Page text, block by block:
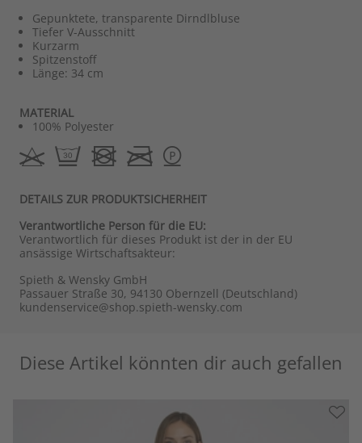
Gepunktete, transparente Dirndlbluse
Tiefer V-Ausschnitt
Kurzarm
Spitzenstoff
Länge: 34 cm
MATERIAL
100% Polyester
DETAILS ZUR PRODUKTSICHERHEIT
Verantwortliche Person für die EU:
Verantwortlich für dieses Produkt ist der in der EU
ansässige Wirtschaftsakteur:
Spieth & Wensky GmbH
Passauer Straße 30, 94130 Obernzell (Deutschland)
kundenservice@shop.spieth-wensky.com
Diese Artikel könnten dir auch gefallen